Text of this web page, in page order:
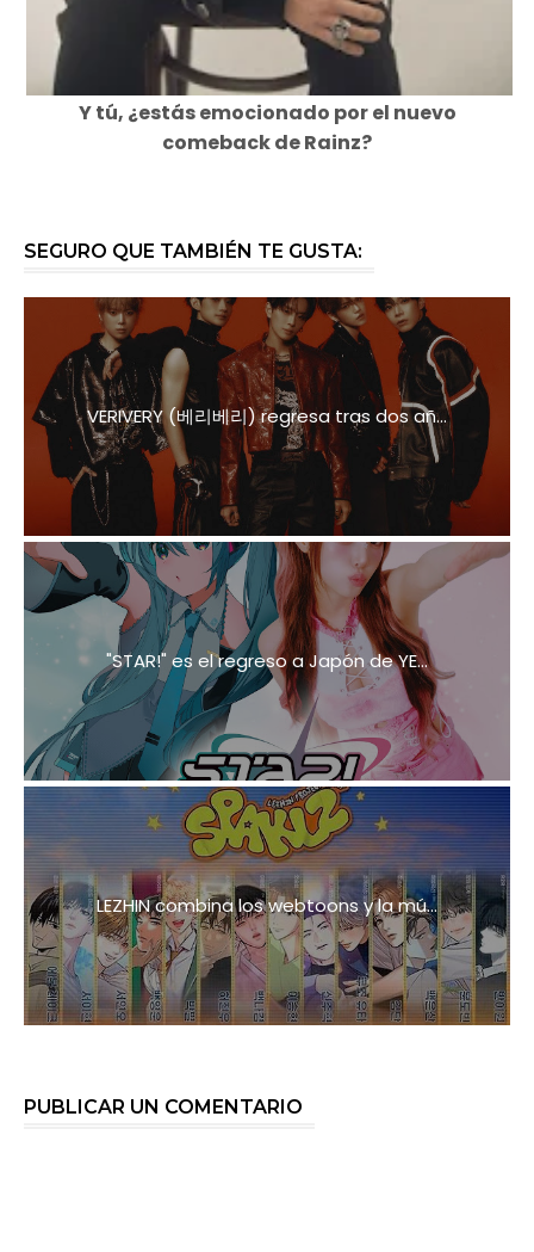
Y tú, ¿estás emocionado por el nuevo
comeback de Rainz?
SEGURO QUE TAMBIÉN TE GUSTA:
VERIVERY (베리베리) regresa tras dos añ...
"STAR!" es el regreso a Japón de YE...
LEZHIN combina los webtoons y la mú...
PUBLICAR UN COMENTARIO